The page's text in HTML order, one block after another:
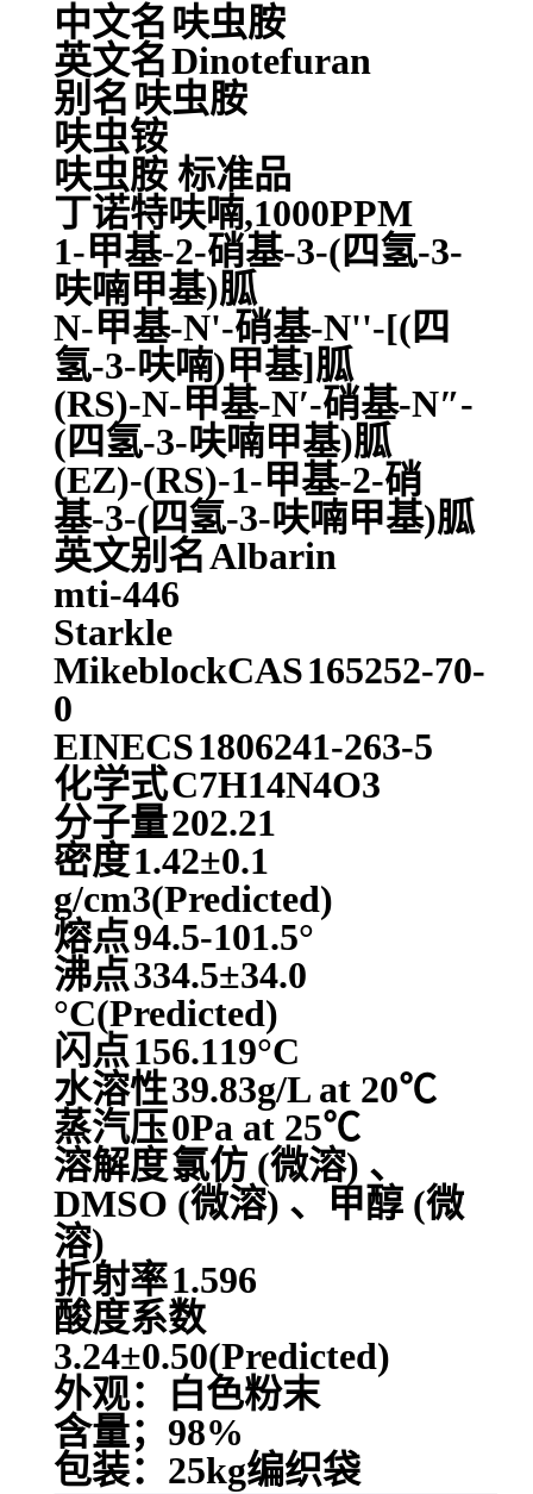
中文名 呋虫胺
英文名Dinotefuran
别名 呋虫胺
呋虫铵
呋虫胺 标准品
丁诺特呋喃,1000PPM
1-甲基-2-硝基-3-(四氢-3-
呋喃甲基)胍
N-甲基-N'-硝基-N''-[(四
氢-3-呋喃)甲基]胍
(RS)-N-甲基-N′-硝基-N″-
(四氢-3-呋喃甲基)胍
(EZ)-(RS)-1-甲基-2-硝
基-3-(四氢-3-呋喃甲基)胍
英文别名Albarin
mti-446
Starkle
MikeblockCAS165252-70-
0
EINECS1806241-263-5
化学式C7H14N4O3
分子量202.21
密度1.42±0.1
g/cm3(Predicted)
熔点94.5-101.5°
沸点334.5±34.0
°C(Predicted)
闪点156.119°C
水溶性39.83g/L at 20℃
蒸汽压0Pa at 25℃
溶解度氯仿 (微溶) 、
DMSO (微溶) 、甲醇 (微
溶)
折射率1.596
酸度系数
3.24±0.50(Predicted)
外观：白色粉末
含量；98%
包装：25kg编织袋